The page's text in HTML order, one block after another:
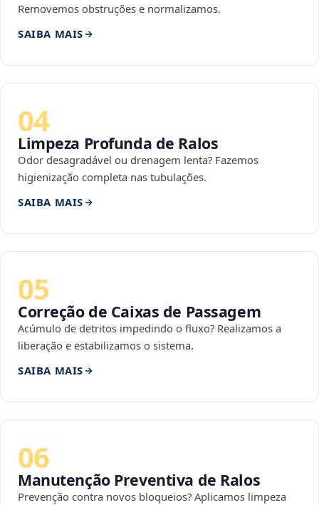
Removemos obstruções e normalizamos.
SAIBA MAIS
04
Limpeza Profunda de Ralos
Odor desagradável ou drenagem lenta? Fazemos
higienização completa nas tubulações.
SAIBA MAIS
05
Correção de Caixas de Passagem
Acúmulo de detritos impedindo o fluxo? Realizamos a
liberação e estabilizamos o sistema.
SAIBA MAIS
06
Manutenção Preventiva de Ralos
Prevenção contra novos bloqueios? Aplicamos limpeza